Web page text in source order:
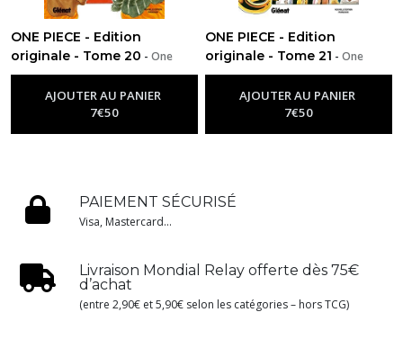
ONE PIECE - Edition
originale - Tome 20 - One
Piece
AJOUTER AU PANIER
7€50
ONE PIECE - Edition
originale - Tome 21 -One
Piece
AJOUTER AU PANIER
7€50
PAIEMENT SÉCURISÉ
Visa, Mastercard...
Livraison Mondial Relay offerte dès 75€
d’achat
(entre 2,90€ et 5,90€ selon les catégories – hors TCG)